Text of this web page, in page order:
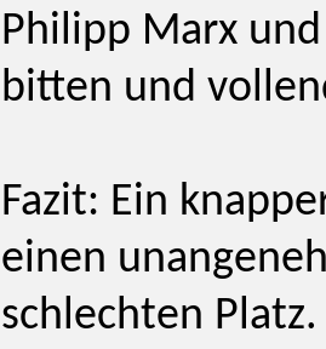
Philipp Marx
bitten und
Fazit: Ein
einen
schlechten